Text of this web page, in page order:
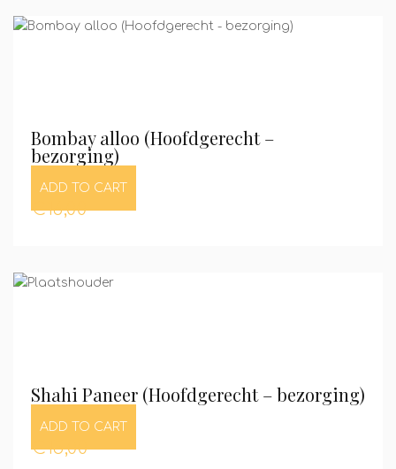
Bombay alloo (Hoofdgerecht –
bezorging)
ADD TO CART
€16,00
Shahi Paneer (Hoofdgerecht – bezorging)
ADD TO CART
€15,00